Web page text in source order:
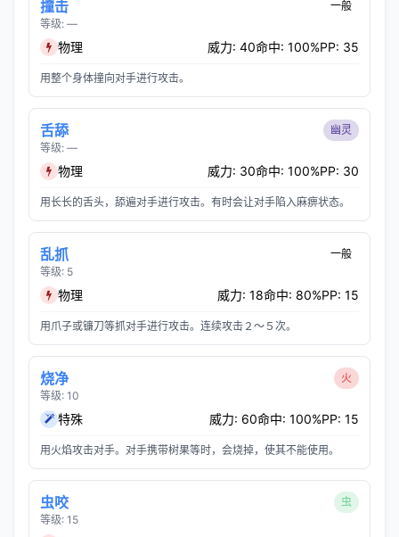
撞击
等级: —
一般
物理 威力: 40命中: 100%PP: 35
用整个身体撞向对手进行攻击。
舌舔
等级: —
幽灵
物理 威力: 30命中: 100%PP: 30
用长长的舌头，舔遍对手进行攻击。有时会让对手陷入麻痹状态。
乱抓
等级: 5
一般
物理 威力: 18命中: 80%PP: 15
用爪子或镰刀等抓对手进行攻击。连续攻击２～５次。
烧净
等级: 10
火
特殊 威力: 60命中: 100%PP: 15
用火焰攻击对手。对手携带树果等时，会烧掉，使其不能使用。
虫咬
等级: 15
虫